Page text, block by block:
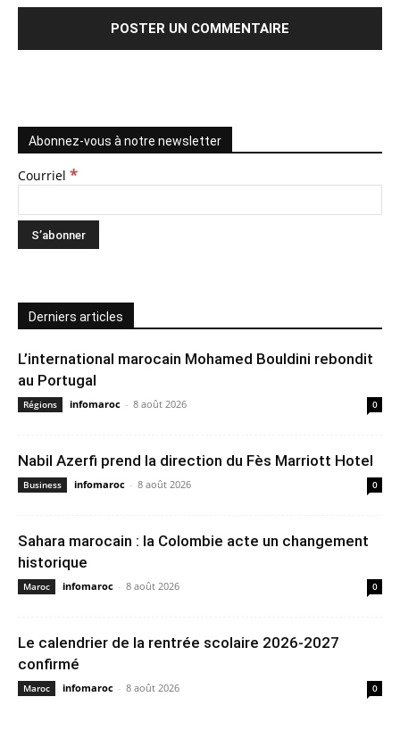
Abonnez-vous à notre newsletter
Courriel *
Derniers articles
L’international marocain Mohamed Bouldini rebondit
au Portugal
Régions infomaroc - 8 août 2026 0
Nabil Azerfi prend la direction du Fès Marriott Hotel
Business infomaroc - 8 août 2026 0
Sahara marocain : la Colombie acte un changement
historique
Maroc infomaroc - 8 août 2026 0
Le calendrier de la rentrée scolaire 2026-2027
confirmé
Maroc infomaroc - 8 août 2026 0